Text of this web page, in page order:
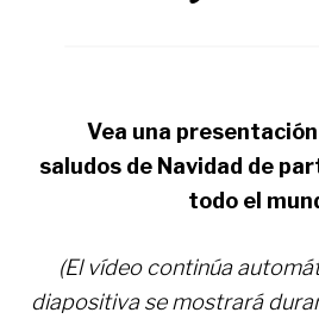
Vea una
saludos de Navidad de
todo el
(El vídeo continúa
diapositiva se mostrará